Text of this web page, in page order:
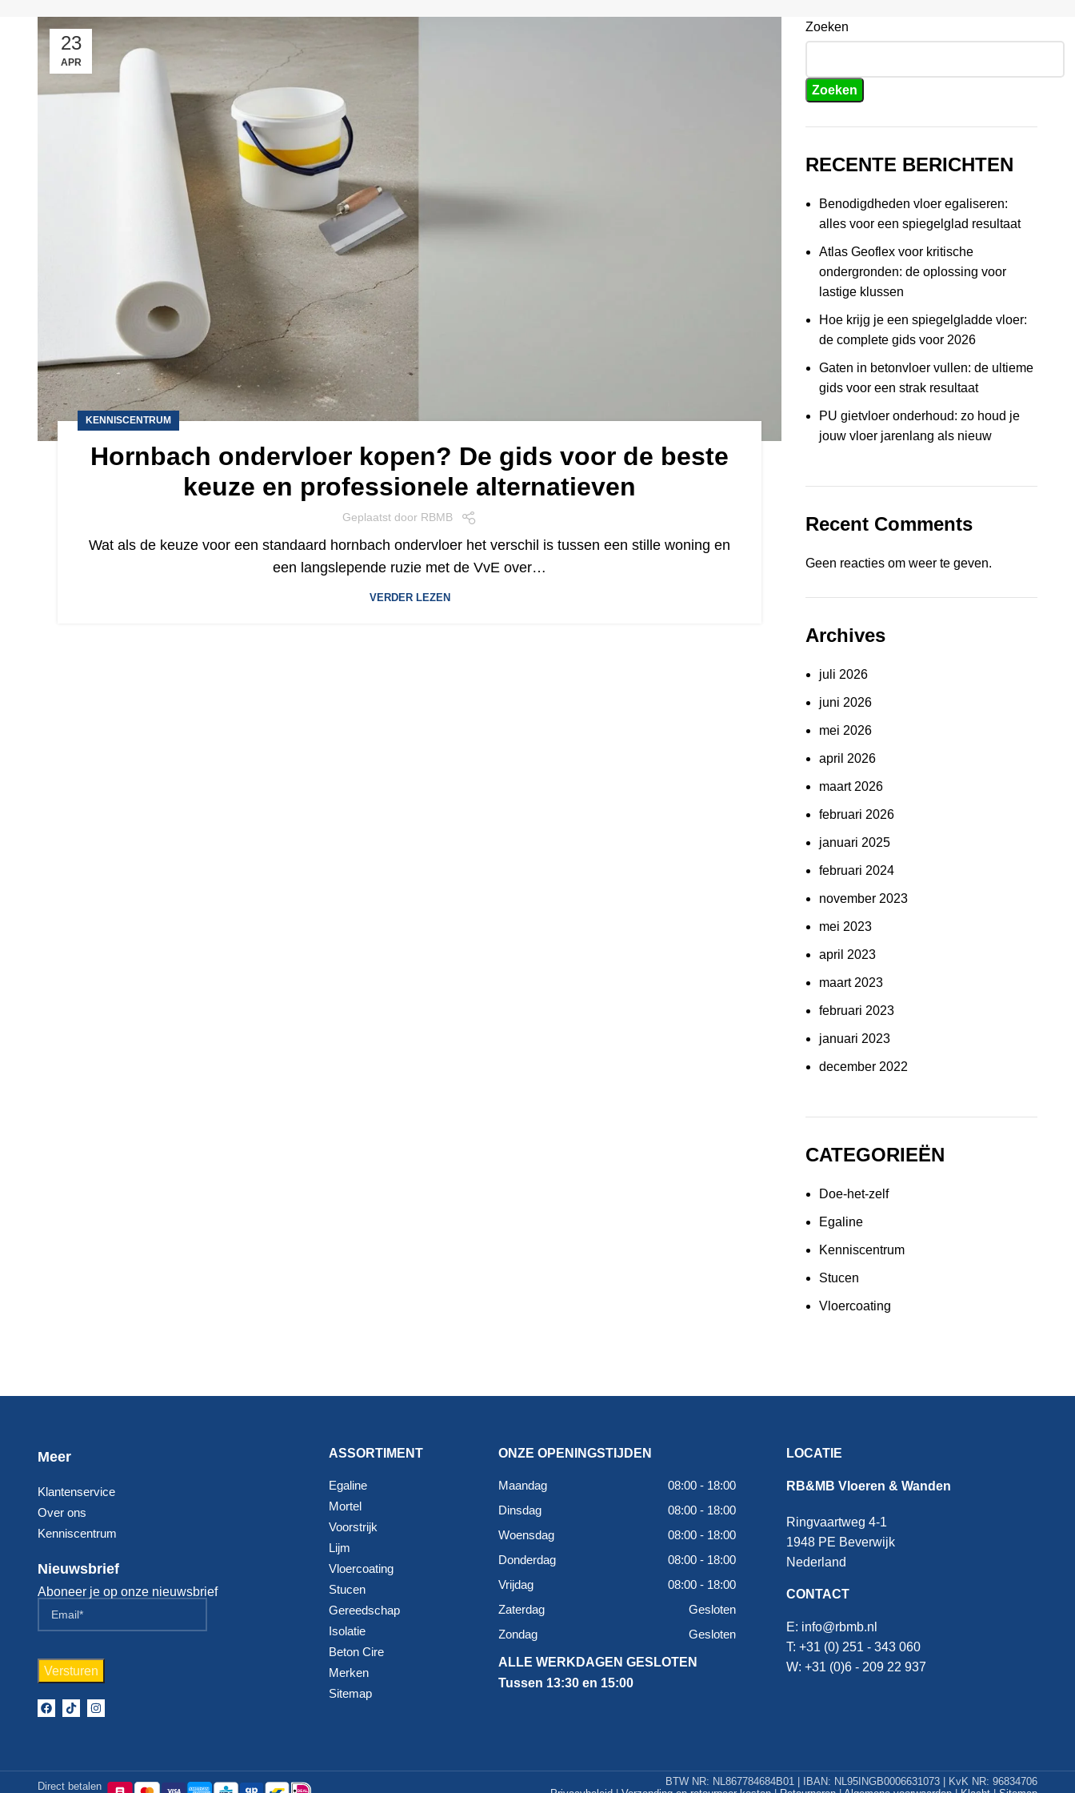
23
APR
KENNISCENTRUM
Hornbach ondervloer kopen? De gids voor de beste
keuze en professionele alternatieven
Geplaatst door RBMB
Wat als de keuze voor een standaard hornbach ondervloer het verschil is tussen een stille woning en
een langslepende ruzie met de VvE over…
VERDER LEZEN
Zoeken
Zoeken
RECENTE BERICHTEN
Benodigdheden vloer egaliseren:
alles voor een spiegelglad resultaat
Atlas Geoflex voor kritische
ondergronden: de oplossing voor
lastige klussen
Hoe krijg je een spiegelgladde vloer:
de complete gids voor 2026
Gaten in betonvloer vullen: de ultieme
gids voor een strak resultaat
PU gietvloer onderhoud: zo houd je
jouw vloer jarenlang als nieuw
Recent Comments
Geen reacties om weer te geven.
Archives
juli 2026
juni 2026
mei 2026
april 2026
maart 2026
februari 2026
januari 2025
februari 2024
november 2023
mei 2023
april 2023
maart 2023
februari 2023
januari 2023
december 2022
CATEGORIEËN
Doe-het-zelf
Egaline
Kenniscentrum
Stucen
Vloercoating
Meer
Klantenservice
Over ons
Kenniscentrum
Nieuwsbrief
Aboneer je op onze nieuwsbrief
ASSORTIMENT
Egaline
Mortel
Voorstrijk
Lijm
Vloercoating
Stucen
Gereedschap
Isolatie
Beton Cire
Merken
Sitemap
ONZE OPENINGSTIJDEN
Maandag
08:00 - 18:00
Dinsdag
08:00 - 18:00
Woensdag
08:00 - 18:00
Donderdag
08:00 - 18:00
Vrijdag
08:00 - 18:00
Zaterdag
Gesloten
Zondag
Gesloten
ALLE WERKDAGEN GESLOTEN
Tussen 13:30 en 15:00
LOCATIE
RB&MB Vloeren & Wanden
Ringvaartweg 4-1
1948 PE Beverwijk
Nederland
CONTACT
E: info@rbmb.nl
T: +31 (0) 251 - 343 060
W: +31 (0)6 - 209 22 937
Direct betalen
BTW NR: NL867784684B01 | IBAN: NL95INGB0006631073 | KvK NR: 96834706